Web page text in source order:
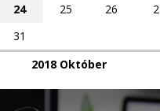
24 25 26
31
2018 Október